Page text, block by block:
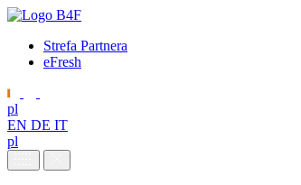
Strefa Partnera
eFresh
pl
EN DE IT
pl